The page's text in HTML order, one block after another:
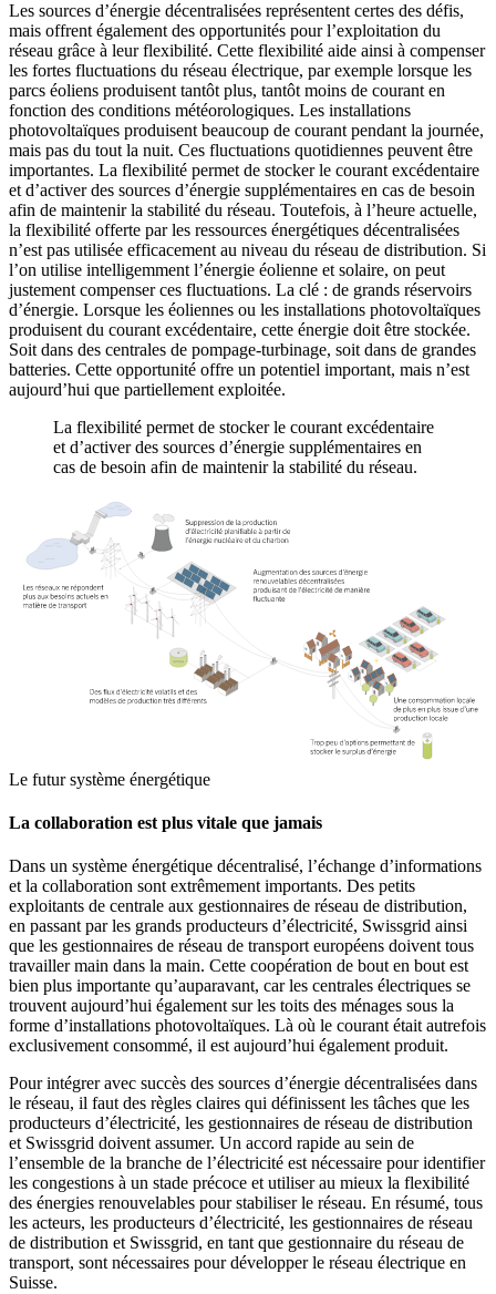
Les sources d’énergie décentralisées représentent certes des défis,
mais offrent également des opportunités pour l’exploitation du
réseau grâce à leur flexibilité. Cette flexibilité aide ainsi à compenser
les fortes fluctuations du réseau électrique, par exemple lorsque les
parcs éoliens produisent tantôt plus, tantôt moins de courant en
fonction des conditions météorologiques. Les installations
photovoltaïques produisent beaucoup de courant pendant la journée,
mais pas du tout la nuit. Ces fluctuations quotidiennes peuvent être
importantes. La flexibilité permet de stocker le courant excédentaire
et d’activer des sources d’énergie supplémentaires en cas de besoin
afin de maintenir la stabilité du réseau. Toutefois, à l’heure actuelle,
la flexibilité offerte par les ressources énergétiques décentralisées
n’est pas utilisée efficacement au niveau du réseau de distribution. Si
l’on utilise intelligemment l’énergie éolienne et solaire, on peut
justement compenser ces fluctuations. La clé : de grands réservoirs
d’énergie. Lorsque les éoliennes ou les installations photovoltaïques
produisent du courant excédentaire, cette énergie doit être stockée.
Soit dans des centrales de pompage-turbinage, soit dans de grandes
batteries. Cette opportunité offre un potentiel important, mais n’est
aujourd’hui que partiellement exploitée.
La flexibilité permet de stocker le courant excédentaire
et d’activer des sources d’énergie supplémentaires en
cas de besoin afin de maintenir la stabilité du réseau.
Le futur système énergétique​
La collaboration est plus vitale que jamais
Dans un système énergétique décentralisé, l’échange d’informations
et la collaboration sont extrêmement importants. Des petits
exploitants de centrale aux gestionnaires de réseau de distribution,
en passant par les grands producteurs d’électricité, Swissgrid ainsi
que les gestionnaires de réseau de transport européens doivent tous
travailler main dans la main. Cette coopération de bout en bout est
bien plus importante qu’auparavant, car les centrales électriques se
trouvent aujourd’hui également sur les toits des ménages sous la
forme d’installations photovoltaïques. Là où le courant était autrefois
exclusivement consommé, il est aujourd’hui également produit.
Pour intégrer avec succès des sources d’énergie décentralisées dans
le réseau, il faut des règles claires qui définissent les tâches que les
producteurs d’électricité, les gestionnaires de réseau de distribution
et Swissgrid doivent assumer. Un accord rapide au sein de
l’ensemble de la branche de l’électricité est nécessaire pour identifier
les congestions à un stade précoce et utiliser au mieux la flexibilité
des énergies renouvelables pour stabiliser le réseau. En résumé, tous
les acteurs, les producteurs d’électricité, les gestionnaires de réseau
de distribution et Swissgrid, en tant que gestionnaire du réseau de
transport, sont nécessaires pour développer le réseau électrique en
Suisse.